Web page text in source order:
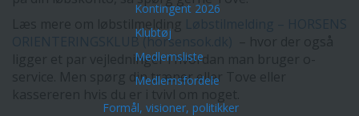
Kontingent 2026
Klubtøj
Medlemsliste
Medlemsfordele
Formål, visioner, politikker
Læs mere om løbstilmelding
ORIENTERINGSKLUB (horsensok.dk)
ligger et par vejledninger i hvordan man bruger o-
service. Men spørg din træner eller Tove eller